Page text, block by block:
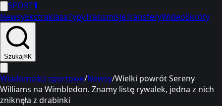
SPORT1
NewsyEkstraklasaTypyTransmisjeTransferyWideoSkróty
Szukaj⌘K
Wiadomości sportowe/Newsy/Wielki powrót Sereny
Williams na Wimbledon. Znamy listę rywalek, jedna z nich
zniknęła z drabinki